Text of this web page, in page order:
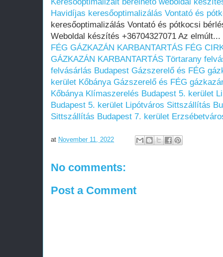
Havidíjas keresőoptimalizálás Vontató és
keresőoptimalizálás Vontató és pótkocsi
Weboldal készítés +36704327071 Az elmúlt...
FÉG GÁZKAZÁN KARBANTARTÁS FÉG
GÁZKAZÁN KARBANTARTÁS Törtarany
felvásárlás Budapest Gázszerelő és FÉG
kerület Kőbánya Gázszerelő és FÉG
Kőbánya Klímaszerelés Budapest 5. kerület
Budapest 5. kerület Lipótváros Sittszállítás
Sittszállítás Budapest 7. kerület
at November 11, 2022
No comments:
Post a Comment